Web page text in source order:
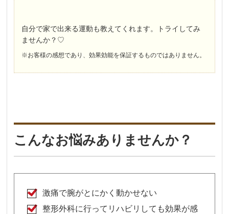
自分で家で出来る運動も教えてくれます。トライしてみ
ませんか？♡
※お客様の感想であり、効果効能を保証するものではありません。
こんなお悩みありませんか？
激痛で腕がとにかく動かせない
整形外科に行ってリハビリしても効果が感